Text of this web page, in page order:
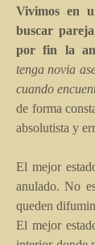
Vivimos en
buscar
por fin la
tenga novia
cuando
de forma
absolutista y
El mejor
anulado. No
queden
El mejor